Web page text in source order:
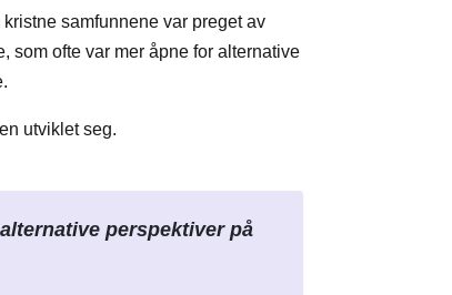
samfunnene var preget av
som ofte var mer åpne for alternative
utviklet seg.
perspektiver på